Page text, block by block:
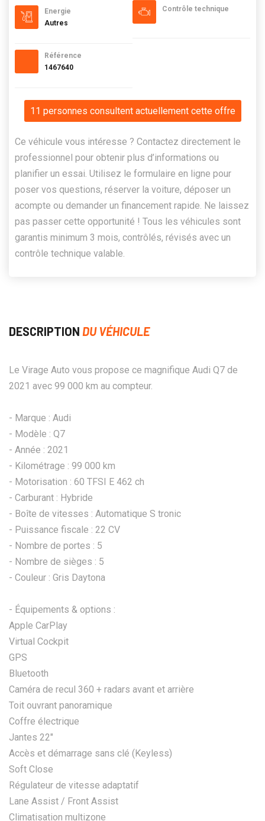
Energie
Autres
Référence
1467640
Contrôle technique
11 personnes consultent actuellement cette offre
Ce véhicule vous intéresse ? Contactez directement le
professionnel pour obtenir plus d’informations ou
planifier un essai. Utilisez le formulaire en ligne pour
poser vos questions, réserver la voiture, déposer un
acompte ou demander un financement rapide. Ne laissez
pas passer cette opportunité ! Tous les véhicules sont
garantis minimum 3 mois, contrôlés, révisés avec un
contrôle technique valable.
DESCRIPTION DU VÉHICULE
Le Virage Auto vous propose ce magnifique Audi Q7 de
2021 avec 99 000 km au compteur.
- Marque : Audi
- Modèle : Q7
- Année : 2021
- Kilométrage : 99 000 km
- Motorisation : 60 TFSI E 462 ch
- Carburant : Hybride
- Boîte de vitesses : Automatique S tronic
- Puissance fiscale : 22 CV
- Nombre de portes : 5
- Nombre de sièges : 5
- Couleur : Gris Daytona
- Équipements & options :
Apple CarPlay
Virtual Cockpit
GPS
Bluetooth
Caméra de recul 360 + radars avant et arrière
Toit ouvrant panoramique
Coffre électrique
Jantes 22"
Accès et démarrage sans clé (Keyless)
Soft Close
Régulateur de vitesse adaptatif
Lane Assist / Front Assist
Climatisation multizone